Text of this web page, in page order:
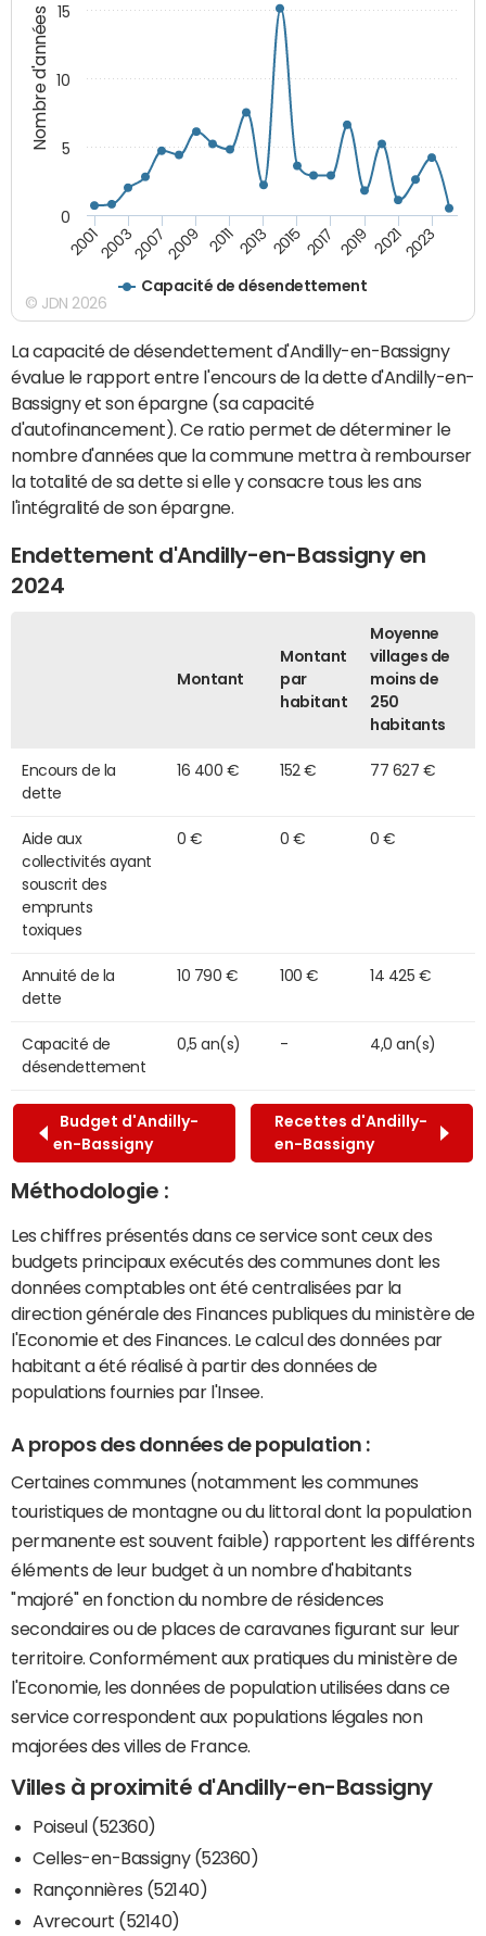
Nombre d'années
Capacité de désendettement
2001200320072009 2011 2013 2015 2017 2019 20212023
0
5
10
15
© JDN 2026
La capacité de désendettement d'Andilly-en-Bassigny
évalue le rapport entre l'encours de la dette d'Andilly-en-
Bassigny et son épargne (sa capacité
d'autofinancement). Ce ratio permet de déterminer le
nombre d'années que la commune mettra à rembourser
la totalité de sa dette si elle y consacre tous les ans
l'intégralité de son épargne.
Endettement d'Andilly-en-Bassigny en
2024
Montant
Montant
par
habitant
Moyenne
villages de
moins de
250
habitants
Encours de la
dette
16 400 € 152 € 77 627 €
Aide aux
collectivités ayant
souscrit des
emprunts
toxiques
0 € 0 € 0 €
Annuité de la
dette
10 790 € 100 € 14 425 €
Capacité de
désendettement
0,5 an(s) - 4,0 an(s)
Budget d'Andilly-
en-Bassigny
Recettes d'Andilly-
en-Bassigny
Méthodologie :
Les chiffres présentés dans ce service sont ceux des
budgets principaux exécutés des communes dont les
données comptables ont été centralisées par la
direction générale des Finances publiques du ministère de
l'Economie et des Finances. Le calcul des données par
habitant a été réalisé à partir des données de
populations fournies par l'Insee.
A propos des données de population :
Certaines communes (notamment les communes
touristiques de montagne ou du littoral dont la population
permanente est souvent faible) rapportent les différents
éléments de leur budget à un nombre d'habitants
"majoré" en fonction du nombre de résidences
secondaires ou de places de caravanes figurant sur leur
territoire. Conformément aux pratiques du ministère de
l'Economie, les données de population utilisées dans ce
service correspondent aux populations légales non
majorées des villes de France.
Villes à proximité d'Andilly-en-Bassigny
Poiseul (52360)
Celles-en-Bassigny (52360)
Rançonnières (52140)
Avrecourt (52140)